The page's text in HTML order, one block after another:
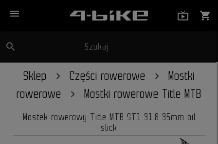
menu shopping_cart
search Szukaj
Sklep Części rowerowe
Mostki
rowerowe
Mostki rowerowe Title MTB
Mostek rowerowy Title MTB ST1 31.8 35mm oil
slick